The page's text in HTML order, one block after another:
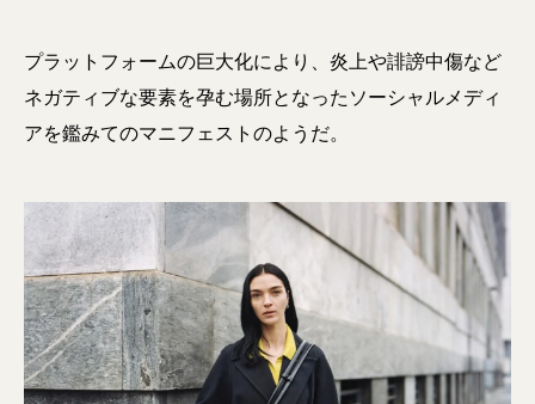
プラットフォームの巨大化により、炎上や誹謗中傷など
ネガティブな要素を孕む場所となったソーシャルメディ
アを鑑みてのマニフェストのようだ。